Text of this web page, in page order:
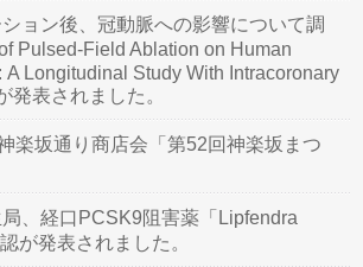
ョン後、冠動脈への影響について調
Pulsed-Field Ablation on Human
A Longitudinal Study With Intracoronary
発表されました。
楽坂通り商店会「第52回神楽坂まつ
、経口PCSK9阻害薬「Lipfendra
が発表されました。